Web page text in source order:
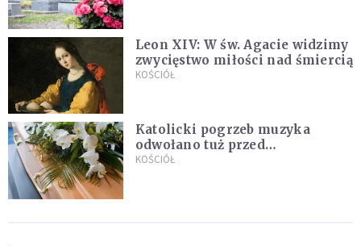
Leon XIV: W św. Agacie widzimy
zwycięstwo miłości nad śmiercią
KOŚCIÓŁ
Katolicki pogrzeb muzyka
odwołano tuż przed
uroczystością. Powodem była
KOŚCIÓŁ